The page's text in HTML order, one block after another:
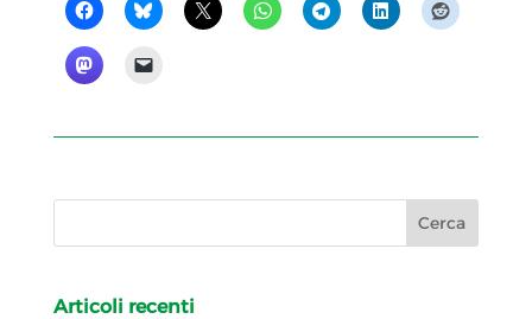
Articoli recenti